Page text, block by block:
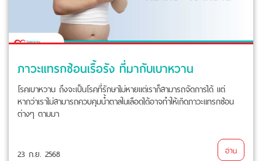
ภาวะแทรกซ้อนเรื้อรัง ที่มากับเบาหวาน
โรคเบาหวาน ถึงจะเป็นโรคที่รักษาไม่หายแต่เราก็สามารถจัดการได้ แต่
หากว่าเราไม่สามารถควบคุมน้ำตาลในเลือดได้อาจทำให้เกิดภาวะแทรกซ้อน
ต่างๆ ตามมา
23 ก.ย. 2568 อ่าน